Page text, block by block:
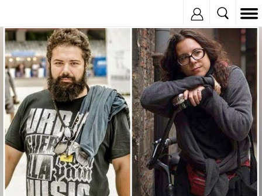
© Copyright: MEDIAFAX